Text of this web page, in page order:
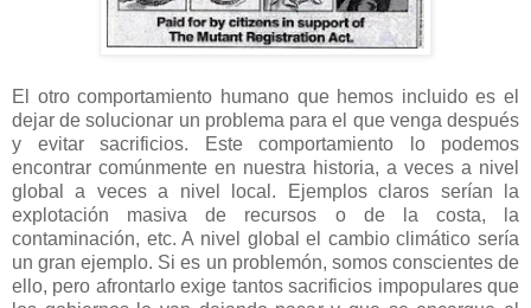
El otro comportamiento humano que hemos incluido es el
dejar de solucionar un problema para el que venga después
y evitar sacrificios. Este comportamiento lo podemos
encontrar comúnmente en nuestra historia, a veces a nivel
global a veces a nivel local. Ejemplos claros serían la
explotación masiva de recursos o de la costa, la
contaminación, etc. A nivel global el cambio climático sería
un gran ejemplo. Si es un problemón, somos conscientes de
ello, pero afrontarlo exige tantos sacrificios impopulares que